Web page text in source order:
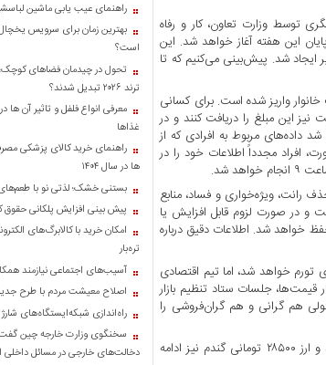
توسط وزارت تعاون، کار و رفاه
این هفته آغاز خواهد شد. این
ایجاد شد. پیش‌بینی می‌کنیم که تا
واریز شده است. برای کسانی
نیز این مبلغ را دریافت کنند و در
داده‌های مربوط به افرادی که از
افراد مجدداً اطلاعات خود را در
شد.
رانت، ویژه‌خواری و فساد، منابع
و در صورت لزوم قابل افزایش یا
خواهد شد. اطلاعات دقیق درباره
خواهد شد، اما تیم اقتصادی
جلسات ستاد تنظیم بازار
هم گرانی و هم گران‌فروشی را
وی در خصوص دارو و گندم افزود: در حوزه ارز دارو، عرضه دارو حفظ خواهد شد. ارز نهاده‌های دامی آزاد می‌شود و ارز ۲۸۵۰۰ تومانی گندم نیز ادامه
راهنمای عیب یابی ماشین
بهترین زمان برای سرویس
است؟
تحول در چیدمان فضاهای کوچک؛
ترند ۲۰۲۶ تبدیل شدند؟
معرفی انواع فلفل و تاثیر آن
غذاها
راهنمای خرید کالای پزشکی
ها در سال ۱۴۰۴
بستنی خشک؛ لذتی نو با طعم‌های
پیش بینی افزایش پلکانی حقوق
امکان خرید با کالابرگ‌های
تره‌بار
آسیب‌های اجتماعی نیازمند
اصلاح معیشت مردم با طرح
راه‌اندازی شبکه‌ایستگاه‌های
سخنگوی وزارت خارجه چین
دخالت‌های خارجی در مسائل داخلی